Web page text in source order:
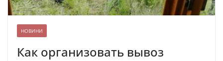
НОВИНИ
Как организовать вывоз